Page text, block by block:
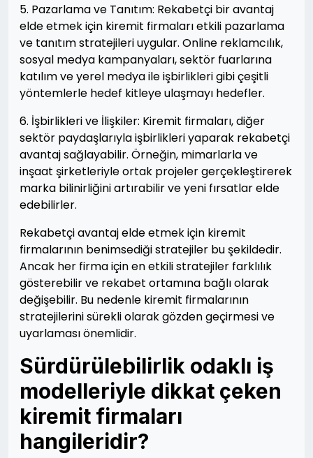
5. Pazarlama ve Tanıtım: Rekabetçi bir avantaj
elde etmek için kiremit firmaları etkili pazarlama
ve tanıtım stratejileri uygular. Online reklamcılık,
sosyal medya kampanyaları, sektör fuarlarına
katılım ve yerel medya ile işbirlikleri gibi çeşitli
yöntemlerle hedef kitleye ulaşmayı hedefler.
6. İşbirlikleri ve İlişkiler: Kiremit firmaları, diğer
sektör paydaşlarıyla işbirlikleri yaparak rekabetçi
avantaj sağlayabilir. Örneğin, mimarlarla ve
inşaat şirketleriyle ortak projeler gerçekleştirerek
marka bilinirliğini artırabilir ve yeni fırsatlar elde
edebilirler.
Rekabetçi avantaj elde etmek için kiremit
firmalarının benimsediği stratejiler bu şekildedir.
Ancak her firma için en etkili stratejiler farklılık
gösterebilir ve rekabet ortamına bağlı olarak
değişebilir. Bu nedenle kiremit firmalarının
stratejilerini sürekli olarak gözden geçirmesi ve
uyarlaması önemlidir.
Sürdürülebilirlik odaklı iş
modelleriyle dikkat çeken
kiremit firmaları
hangileridir?